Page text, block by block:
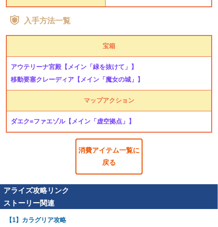
入手方法一覧
宝箱
アウテリーナ宮殿 【メイン「緑を抜けて」】
移動要塞クレーディア 【メイン「魔女の城」】
マップアクション
ダエク=ファエゾル【メイン「虚空拠点」】
消費アイテム一覧に
戻る
アライズ攻略リンク
ストーリー関連
【1】カラグリア攻略